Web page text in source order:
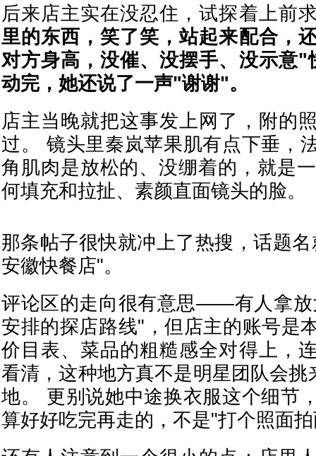
后来店主实在没忍住，试探着上前
里的东西，笑了笑，站起来配合，
对方身高，没催、没摆手、没示意
动完，她还说了一声"谢谢"。
店主当晚就把这事发上网了，附的
过。 镜头里秦岚苹果肌有点下垂，
角肌肉是放松的、没绷着的，就是
何填充和拉扯、素颜直面镜头的脸。
那条帖子很快就冲上了热搜，话题
安徽快餐店"。
评论区的走向很有意思——有人拿放
安排的探店路线"，但店主的账号是
价目表、菜品的粗糙感全对得上，
看清，这种地方真不是明星团队会
地。 更别说她中途换衣服这个细节
算好好吃完再走的，不是"打个照面